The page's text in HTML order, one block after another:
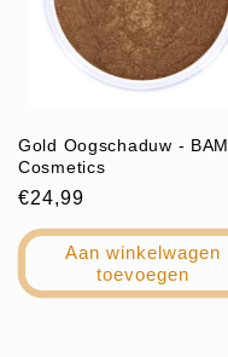
e
:
Gold Oogschaduw - BAM
Cosmetics
Normale
prijs
€24,99
Aan winkelwagen
toevoegen